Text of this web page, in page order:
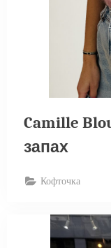
Camille
запах
Кофточка